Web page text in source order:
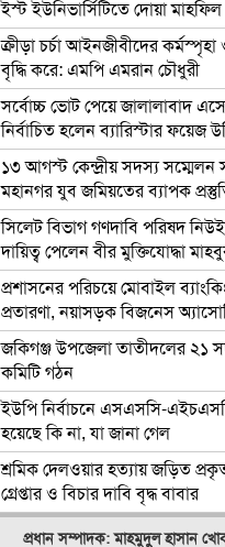
ইস্ট ইউনিভার্সিটিতে দোয়া
ক্রীড়া চর্চা আইনজীবীদের
বৃদ্ধি করে: এমপি এমরান চৌধুরী
সর্বোচ্চ ভোট পেয়ে জালালাবাদ
নির্বাচিত হলেন ব্যারিস্টার ফয়েজ
১৩ আগস্ট কেন্দ্রীয় সদস্য
মহানগর যুব জমিয়তের ব্যাপক
সিলেট বিভাগ গণদাবি পরিষদ
দায়িত্ব পেলেন বীর মুক্তিযোদ্ধা
প্রশাসনের পরিচয়ে মোবাইল
প্রতারণা, নয়াসড়ক বিজনেস
জকিগঞ্জ উপজেলা তাতীদলের ২১
কমিটি গঠন
ইউপি নির্বাচনে এসএসসি-
হয়েছে কি না, যা জানা গেল
শ্রমিক দেলওয়ার হত্যায় জড়িত
গ্রেপ্তার ও বিচার দাবি বৃদ্ধ বাবার
প্রধান সম্পাদক: মাহমুদুল হাসান